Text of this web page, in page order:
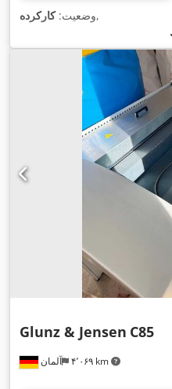
وضعیت:کارکرده ,
آلمان ۴٬۰۶۹ km
Glunz & Jensen C85